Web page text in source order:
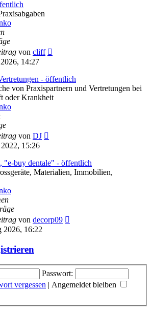
von cliff
14:27
- öffentlich
von Praxispartnern und Vertretungen bei
oder Krankheit
von DJ
15:26
"e-buy dentale" - öffentlich
Materialien, Immobilien,
von decorp09
2026, 16:22
Passwort:
vergessen | Angemeldet bleiben